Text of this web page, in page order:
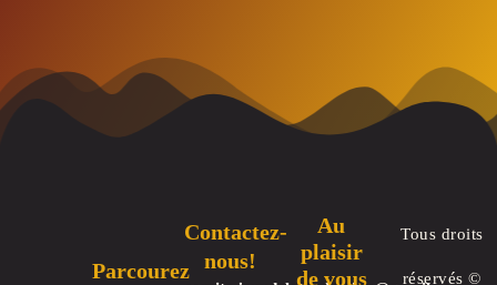
Parcourez
Contactez-
nous!
Au
plaisir
de vous
Tous droits
réservés ©